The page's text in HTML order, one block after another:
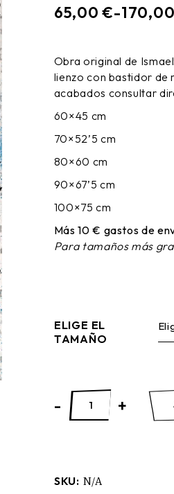
65,00€-
RANGO
DESDE
65,00 €
HASTA
170,00 €
Obra original de
lienzo con bastidor de
acabados consultar
60×45 cm
70×52’5 cm
80×60 cm
90×67’5 cm
100×75 cm
Más 10 € gastos de
Para tamaños más
ELIGE EL
TAMAÑO
EL MUNDO EN TUS
- +
SKU: N/A